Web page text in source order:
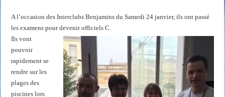
A l’occasion des Interclubs Benjamins du Samedi 24 janvier, ils ont passé
les examens pour devenir officiels C.
Ils vont
pouvoir
rapidement se
rendre sur les
plages des
piscines lors